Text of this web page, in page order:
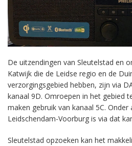
De uitzendingen van Sleutelstad en
Katwijk die de Leidse regio en de
verzorgingsgebied hebben, zijn via
kanaal 9D. Omroepen in het gebied
maken gebruik van kanaal 5C.
Leidschendam-Voorburg is via dat
Sleutelstad opzoeken kan het